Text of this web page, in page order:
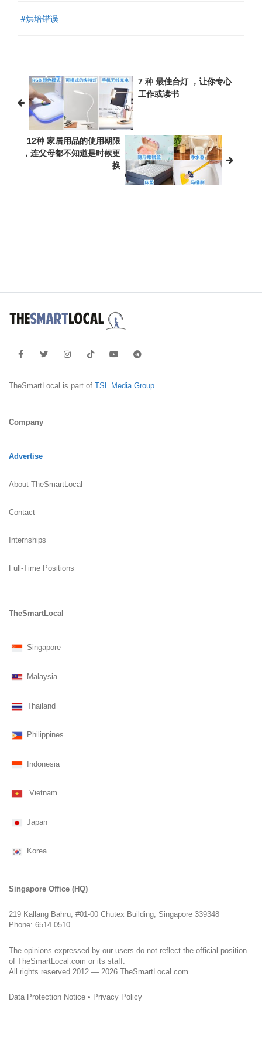
#烘培错误
7 种 最佳台灯 ，让你专心
工作或读书
12种 家居用品的使用期限
，连父母都不知道是时候更
换
TheSmartLocal is part of TSL Media Group
Company
Advertise
About TheSmartLocal
Contact
Internships
Full-Time Positions
TheSmartLocal
Singapore
Malaysia
Thailand
Philippines
Indonesia
Vietnam
Japan
Korea
Singapore Office (HQ)
219 Kallang Bahru, #01-00 Chutex Building, Singapore 339348
Phone: 6514 0510
The opinions expressed by our users do not reflect the official position
of TheSmartLocal.com or its staff.
All rights reserved 2012 — 2026 TheSmartLocal.com
Data Protection Notice • Privacy Policy